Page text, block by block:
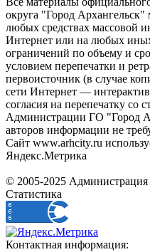
округа "Город Архангельск"
любых средствах массовой
Интернет или на любых
ограничений по объему и
условием перепечатки и
первоисточник (в случае
сети Интернет —
согласия на перепечатку со
Администрации ГО "Город
авторов информации не
Сайт www.arhcity.ru
Яндекс.Метрика
© 2005-2025
Статистика
Контактная информация: